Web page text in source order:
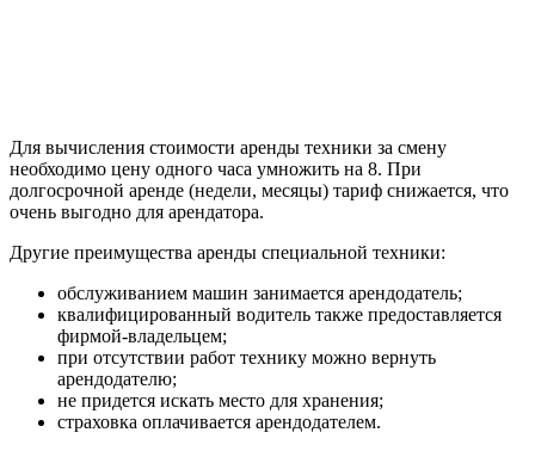
Для вычисления стоимости аренды техники за смену
необходимо цену одного часа умножить на 8. При
долгосрочной аренде (недели, месяцы) тариф снижается, что
очень выгодно для арендатора.
Другие преимущества аренды специальной техники:
обслуживанием машин занимается арендодатель;
квалифицированный водитель также предоставляется
фирмой-владельцем;
при отсутствии работ технику можно вернуть
арендодателю;
не придется искать место для хранения;
страховка оплачивается арендодателем.